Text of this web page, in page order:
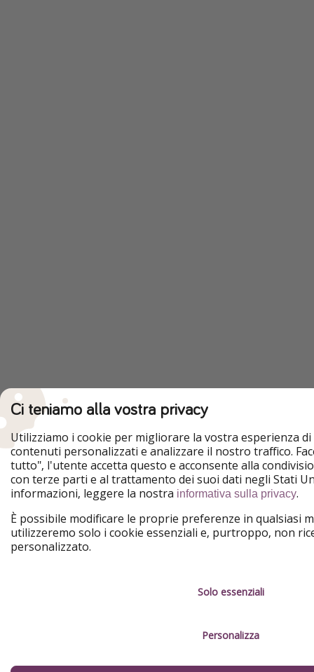
Ci teniamo alla vostra privacy
Utilizziamo i cookie per migliorare la vostra esperienza
contenuti personalizzati e analizzare il nostro traffico.
tutto", l'utente accetta questo e acconsente alla
con terze parti e al trattamento dei suoi dati negli Stati
informazioni, leggere la nostra informativa sulla privacy.
È possibile modificare le proprie preferenze in qualsiasi
utilizzeremo solo i cookie essenziali e, purtroppo, non
personalizzato.
Solo essenziali
Personalizza